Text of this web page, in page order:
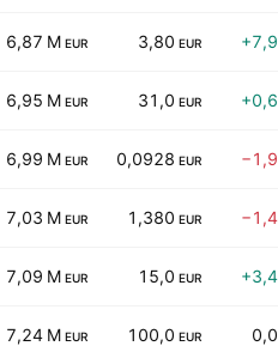
6,87 M EUR 3,80 EUR
6,95 M EUR 31,0 EUR
6,99 M EUR 0,0928 EUR
7,03 M EUR 1,380 EUR
7,09 M EUR 15,0 EUR
7,24 M EUR 100,0 EUR